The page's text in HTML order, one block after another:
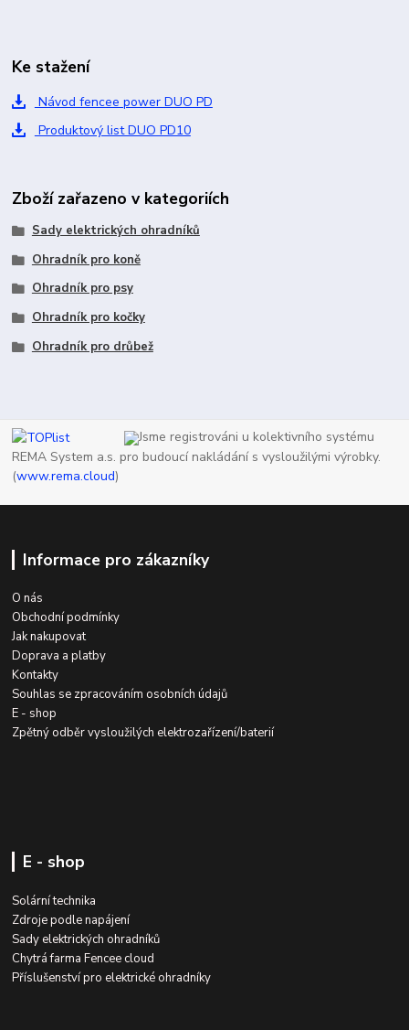
Ke stažení
Návod fencee power DUO PD
Produktový list DUO PD10
Zboží zařazeno v kategoriích
Sady elektrických ohradníků
Ohradník pro koně
Ohradník pro psy
Ohradník pro kočky
Ohradník pro drůbež
Jsme registrováni u kolektivního systému
REMA System a.s. pro budoucí nakládání s vysloužilými výrobky.
(www.rema.cloud)
Informace pro zákazníky
O nás
Obchodní podmínky
Jak nakupovat
Doprava a platby
Kontakty
Souhlas se zpracováním osobních údajů
E - shop
Zpětný odběr vysloužilých elektrozařízení/baterií
E - shop
Solární technika
Zdroje podle napájení
Sady elektrických ohradníků
Chytrá farma Fencee cloud
Příslušenství pro elektrické ohradníky